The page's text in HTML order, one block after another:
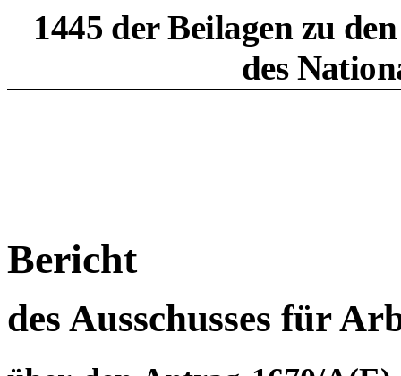
1445 der Beilagen zu
des
Bericht
des Ausschusses für